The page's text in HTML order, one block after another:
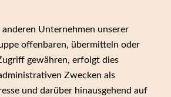
Unternehmen unserer
offenbaren, übermitteln oder
gewähren, erfolgt dies
Zwecken als
und darüber hinausgehend auf